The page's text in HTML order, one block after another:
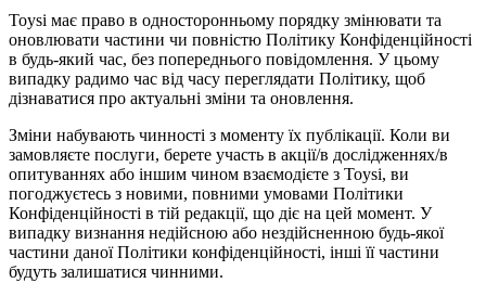
Toysi має право в односторонньому порядку змінювати та
оновлювати частини чи повністю Політику Конфіденційності
в будь-який час, без попереднього повідомлення. У цьому
випадку радимо час від часу переглядати Політику, щоб
дізнаватися про актуальні зміни та оновлення.
Зміни набувають чинності з моменту їх публікації. Коли ви
замовляєте послуги, берете участь в акції/в дослідженнях/в
опитуваннях або іншим чином взаємодієте з Toysi, ви
погоджуєтесь з новими, повними умовами Політики
Конфіденційності в тій редакції, що діє на цей момент. У
випадку визнання недійсною або нездійсненною будь-якої
частини даної Політики конфіденційності, інші її частини
будуть залишатися чинними.